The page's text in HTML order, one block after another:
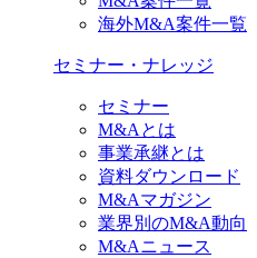
海外M&A案件一覧
セミナー・ナレッジ
セミナー
M&Aとは
事業承継とは
資料ダウンロード
M&Aマガジン
業界別のM&A動向
M&Aニュース